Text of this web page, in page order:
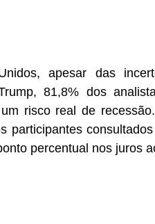
apesar das
81,8% dos
risco real de
participantes
percentual nos juros